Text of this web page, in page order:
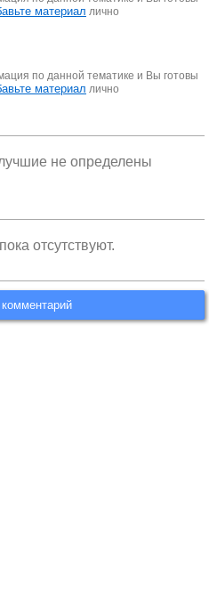
материал лично
по данной тематике и Вы готовы
материал лично
не определены
отсутствуют.